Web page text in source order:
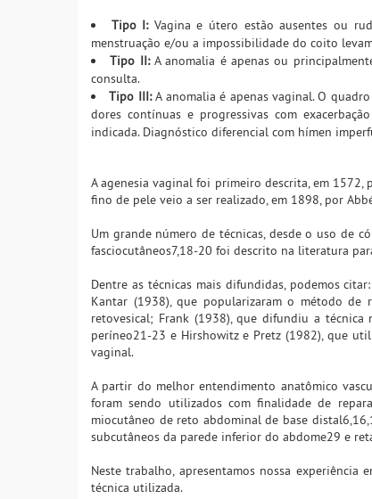
Tipo I:Vagina e útero estão ausentes ou
menstruação e/ou a impossibilidade do coito
Tipo II:A anomalia é apenas ou
consulta.
Tipo III:A anomalia é apenas vaginal. O
dores contínuas e progressivas com
indicada. Diagnóstico diferencial com hímen
A agenesia vaginal foi primeiro descrita, em 1572,
fino de pele veio a ser realizado, em 1898, por
Um grande número de técnicas, desde o uso de
fasciocutâneos7,18-20 foi descrito na literatura
Dentre as técnicas mais difundidas, podemos
Kantar (1938), que popularizaram o método
retovesical; Frank (1938), que difundiu a
períneo21-23 e Hirshowitz e Pretz (1982), que
vaginal.
A partir do melhor entendimento anatômico
foram sendo utilizados com finalidade de
miocutâneo de reto abdominal de base
subcutâneos da parede inferior do abdome29 e
Neste trabalho, apresentamos nossa
técnica utilizada.